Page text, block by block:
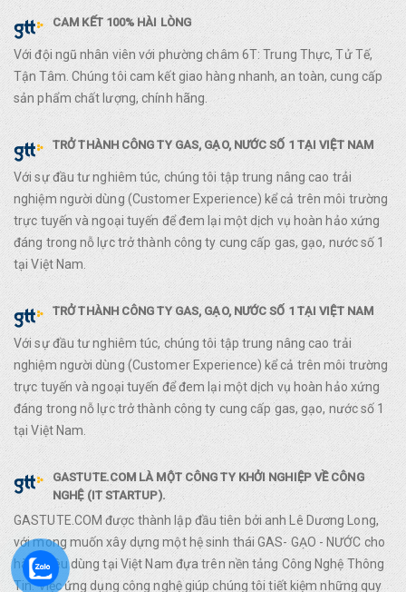
CAM KẾT 100% HÀI LÒNG
Với đội ngũ nhân viên với phường châm 6T: Trung Thực, Tử Tế,
Tận Tâm. Chúng tôi cam kết giao hàng nhanh, an toàn, cung cấp
sản phẩm chất lượng, chính hãng.
TRỞ THÀNH CÔNG TY GAS, GẠO, NƯỚC SỐ 1 TẠI VIỆT NAM
Với sự đầu tư nghiêm túc, chúng tôi tập trung nâng cao trải
nghiệm người dùng (Customer Experience) kể cả trên môi trường
trực tuyến và ngoại tuyến để đem lại một dịch vụ hoàn hảo xứng
đáng trong nỗ lực trở thành công ty cung cấp gas, gạo, nước số 1
tại Việt Nam.
TRỞ THÀNH CÔNG TY GAS, GẠO, NƯỚC SỐ 1 TẠI VIỆT NAM
Với sự đầu tư nghiêm túc, chúng tôi tập trung nâng cao trải
nghiệm người dùng (Customer Experience) kể cả trên môi trường
trực tuyến và ngoại tuyến để đem lại một dịch vụ hoàn hảo xứng
đáng trong nỗ lực trở thành công ty cung cấp gas, gạo, nước số 1
tại Việt Nam.
GASTUTE.COM LÀ MỘT CÔNG TY KHỞI NGHIỆP VỀ CÔNG
NGHỆ (IT STARTUP).
GASTUTE.COM được thành lập đầu tiên bởi anh Lê Dương Long,
với mong muốn xây dựng một hệ sinh thái GAS- GẠO - NƯỚC cho
hàng tiêu dùng tại Việt Nam đựa trên nền tảng Công Nghệ Thông
Tin. Việc ứng dụng công nghệ giúp chúng tôi tiết kiệm những quy